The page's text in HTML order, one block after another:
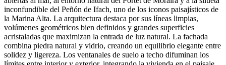
inconfundible del Peñón de Ifach, uno de los iconos paisajísticos de
la Marina Alta. La arquitectura destaca por sus líneas limpias,
volúmenes geométricos bien definidos y grandes superficies
acristaladas que maximizan la entrada de luz natural. La fachada
combina piedra natural y vidrio, creando un equilibrio elegante entre
solidez y ligereza. Los ventanales de suelo a techo difuminan los